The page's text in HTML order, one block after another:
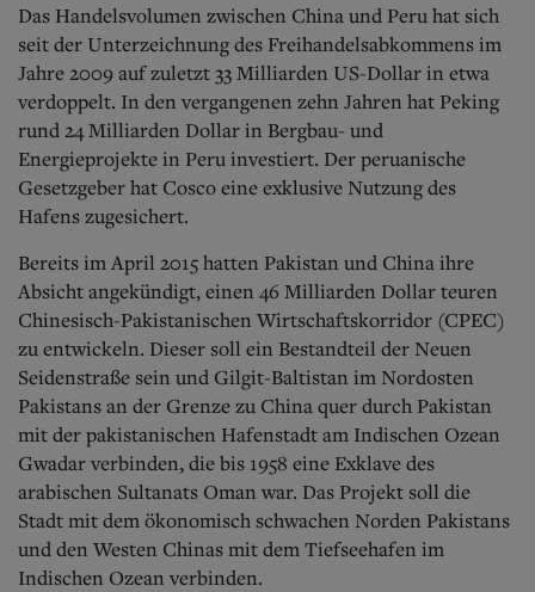
Das Handelsvolumen zwischen China und Peru hat sich
seit der Unterzeichnung des Freihandelsabkommens im
Jahre 2009 auf zuletzt 33 Milliarden US-Dollar in etwa
verdoppelt. In den vergangenen zehn Jahren hat Peking
rund 24 Milliarden Dollar in Bergbau- und
Energieprojekte in Peru investiert. Der peruanische
Gesetzgeber hat Cosco eine exklusive Nutzung des
Hafens zugesichert.
Bereits im April 2015 hatten Pakistan und China ihre
Absicht angekündigt, einen 46 Milliarden Dollar teuren
Chinesisch-Pakistanischen Wirtschaftskorridor (CPEC)
zu entwickeln. Dieser soll ein Bestandteil der Neuen
Seidenstraße sein und Gilgit-Baltistan im Nordosten
Pakistans an der Grenze zu China quer durch Pakistan
mit der pakistanischen Hafenstadt am Indischen Ozean
Gwadar verbinden, die bis 1958 eine Exklave des
arabischen Sultanats Oman war. Das Projekt soll die
Stadt mit dem ökonomisch schwachen Norden Pakistans
und den Westen Chinas mit dem Tiefseehafen im
Indischen Ozean verbinden.